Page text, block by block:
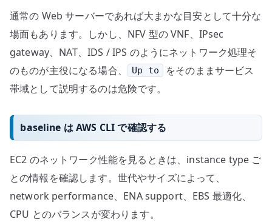
通常の Web サーバーであれば大まかな目安として十分な
場面もあります。しかし、NFV 型の VNF、IPsec
gateway、NAT、IDS / IPS のようにネットワーク処理そ
のものが主役になる場合、
Up to
をそのままサービス
帯域として説明するのは危険です。
baseline は AWS CLI で確認する
EC2 のネットワーク性能を見るときは、instance type ご
との情報を確認します。世代やサイズによって、
network performance、ENA support、EBS 最適化、
CPU とのバランスが変わります。